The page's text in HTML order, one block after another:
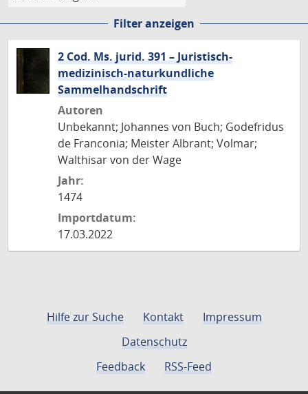
Filter anzeigen
2 Cod. Ms. jurid. 391 – Juristisch-
medizinisch-naturkundliche
Sammelhandschrift
Autoren
Unbekannt; Johannes von Buch; Godefridus
de Franconia; Meister Albrant; Volmar;
Walthisar von der Wage
Jahr:
1474
Importdatum:
17.03.2022
Hilfe zur Suche Kontakt
Impressum
Datenschutz
Feedback
RSS-Feed